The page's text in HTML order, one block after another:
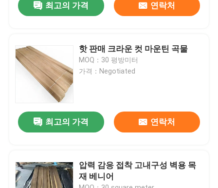
연락주세요
인용문을 요구하세요
천연 나무 베니어판
나무 바닥 베니어
최고의 가격 연락처
핫 판매 크라운 컷 마운틴 곡물
MOQ：30 평방미터
가격：Negotiated
최고의 가격 연락처
압력 감응 접착 고내구성 벽용 목
재 베니어